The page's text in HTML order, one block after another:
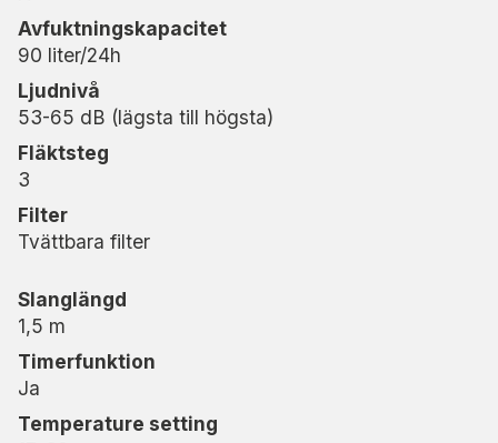
gör installationen snabb och enkel, utan några
permanenta ändringar – den varma luften
ventileras effektivt ut genom ett fönster.
Avfuktningskapacitet
90 liter/24h
Ljudnivå
53-65 dB (lägsta till högsta)
Fläktsteg
3
Filter
Tvättbara filter
Slanglängd
1,5 m
Timerfunktion
Ja
Temperature setting